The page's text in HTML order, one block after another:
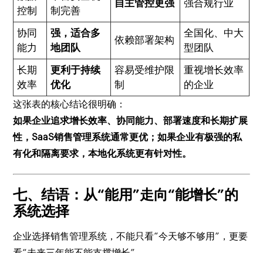
控制
制完善
自主管控更强 强合规行业
协同
能力
强，适合多
地团队
依赖部署架构
全国化、中大
型团队
长期
效率
更利于持续
优化
容易受维护限
制
重视增长效率
的企业
这张表的核心结论很明确：
如果企业追求增长效率、协同能力、部署速度和长期扩展
性，SaaS销售管理系统通常更优；如果企业有极强的私
有化和隔离要求，本地化系统更有针对性。
七、结语：从“能用”走向“能增长”的
系统选择
企业选择销售管理系统，不能只看“今天够不够用”，更要